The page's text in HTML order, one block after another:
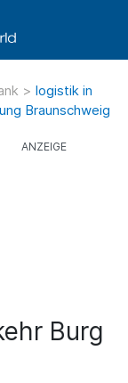
> logistik in
Braunschweig
Burg